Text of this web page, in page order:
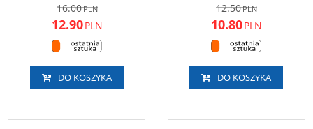
16.00PLN
12.90PLN
DO KOSZYKA
12.50PLN
10.80PLN
DO KOSZYKA